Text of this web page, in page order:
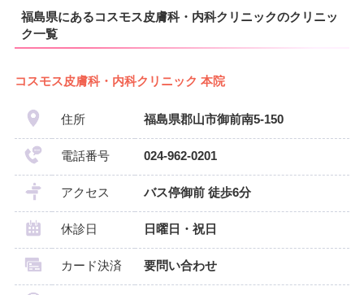
福島県にあるコスモス皮膚科・内科クリニックのクリニッ
ク一覧
コスモス皮膚科・内科クリニック 本院
住所 福島県郡山市御前南5-150
電話番号 024-962-0201
アクセス バス停御前 徒歩6分
休診日 日曜日・祝日
カード決済 要問い合わせ